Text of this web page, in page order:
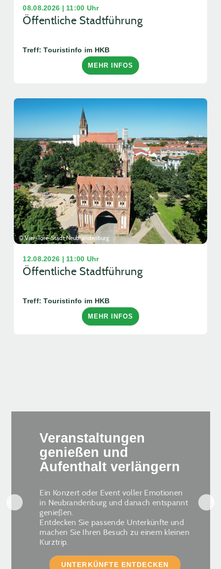
08.08.2026 | 11:00 Uhr
Öffentliche Stadtführung
Treff: Touristinfo im HKB
MEHR INFOS
© Vier-Tore-Stadt Neubrandenburg
12.08.2026 | 11:00 Uhr
Öffentliche Stadtführung
Treff: Touristinfo im HKB
MEHR INFOS
Veranstaltungen
genießen und
Aufenthalt verlängern
Ein Konzert oder Event voller Emotionen
in Neubrandenburg und danach entspannt
genießen.
Entdecken Sie passende Unterkünfte und
machen Sie Ihren Besuch zu einem kleinen
Kurztrip.
UNTERKÜNFTE ENTDECKEN